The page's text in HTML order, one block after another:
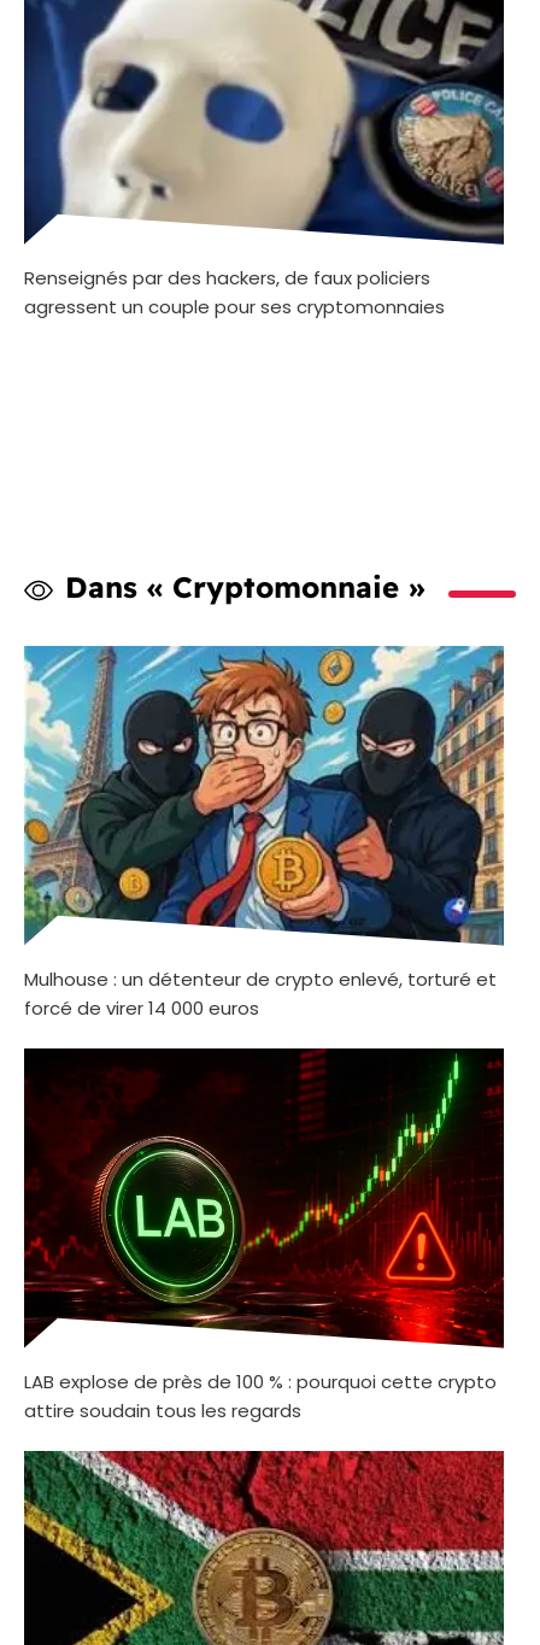
Renseignés par des hackers, de faux policiers
agressent un couple pour ses cryptomonnaies
Dans « Cryptomonnaie »
Mulhouse : un détenteur de crypto enlevé, torturé et
forcé de virer 14 000 euros
LAB explose de près de 100 % : pourquoi cette crypto
attire soudain tous les regards